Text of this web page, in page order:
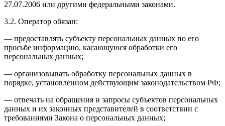
27.07.2006 или другими федеральными законами.
3.2. Оператор обязан:
— предоставлять субъекту персональных данных по его
просьбе информацию, касающуюся обработки его
персональных данных;
— организовывать обработку персональных данных в
порядке, установленном действующим законодательством РФ;
— отвечать на обращения и запросы субъектов персональных
данных и их законных представителей в соответствии с
требованиями Закона о персональных данных;